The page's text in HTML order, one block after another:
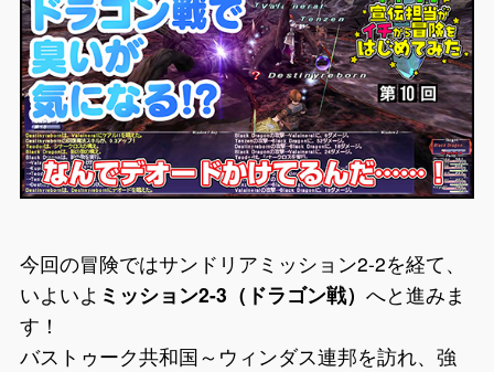
今回の冒険ではサンドリアミッション2-2を経て、
いよいよ ミッション2-3（ドラゴン戦） へと進みま
す！
バストゥーク共和国～ウィンダス連邦を訪れ、強